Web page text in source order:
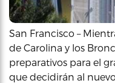
San Francisco –
de Carolina y los
preparativos para el
que decidirán al